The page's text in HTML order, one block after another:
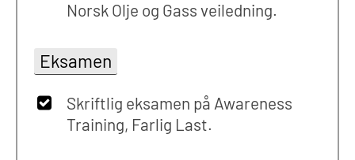
Norsk Olje og Gass veiledning.
Eksamen
Skriftlig eksamen på Awareness
Training, Farlig Last.